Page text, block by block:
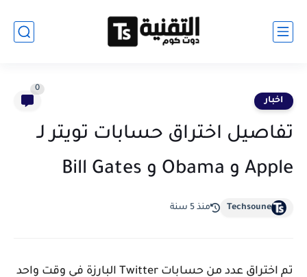
اخبار
0
تفاصيل اختراق حسابات تويتر لـ
Apple و Obama و Bill Gates
Techsoune منذ 5 سنة
تم اختراق عدد من حسابات Twitter البارزة في وقت واحد